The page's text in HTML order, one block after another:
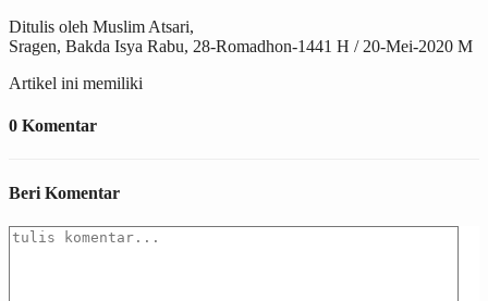
Ditulis oleh Muslim Atsari,
Sragen, Bakda Isya Rabu, 28-Romadhon-1441 H / 20-Mei-2020 M
Artikel ini memiliki
0 Komentar
Beri Komentar